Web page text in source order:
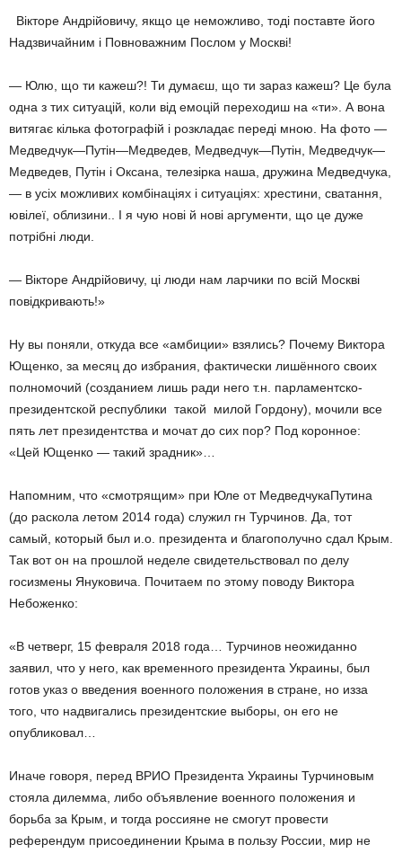
­ Вікторе Андрійовичу, якщо це неможливо, тоді поставте його
Надзвичайним і Повноважним Послом у Москві!
— Юлю, що ти кажеш?! Ти думаєш, що ти зараз кажеш? Це була
одна з тих ситуацій, коли від емоцій переходиш на «ти». А вона
витягає кілька фотографій і розкладає переді мною. На фото —
Медведчук—Путін—Медведев, Медведчук—Путін, Медведчук—
Медведев, Путін і Оксана, телезірка наша, дружина Медведчука,
— в усіх можливих комбінаціях і ситуаціях: хрестини, сватання,
ювілеї, облизини.. І я чую нові й нові аргументи, що це дуже
потрібні люди.
— Вікторе Андрійовичу, ці люди нам ларчики по всій Москві
повідкривають!»
Ну вы поняли, откуда все «амбиции» взялись? Почему Виктора
Ющенко, за месяц до избрания, фактически лишённого своих
полномочий (созданием лишь ради него т.н. парламентско­
президентской республики ­ такой милой Гордону), мочили все
пять лет президентства и мочат до сих пор? Под коронное:
«Цей Ющенко — такий зрадник»…
Напомним, что «смотрящим» при Юле от Медведчука­Путина
(до раскола летом 2014 года) служил г­н Турчинов. Да, тот
самый, который был и.о. президента и благополучно сдал Крым.
Так вот он на прошлой неделе свидетельствовал по делу
госизмены Януковича. Почитаем по этому поводу Виктора
Небоженко:
«В четверг, 15 февраля 2018 года… Турчинов неожиданно
заявил, что у него, как временного президента Украины, был
готов указ о введения военного положения в стране, но из­за
того, что надвигались президентские выборы, он его не
опубликовал…
Иначе говоря, перед ВРИО Президента Украины Турчиновым
стояла дилемма, либо объявление военного положения и
борьба за Крым, и тогда россияне не смогут провести
референдум присоединении Крыма в пользу России, мир не